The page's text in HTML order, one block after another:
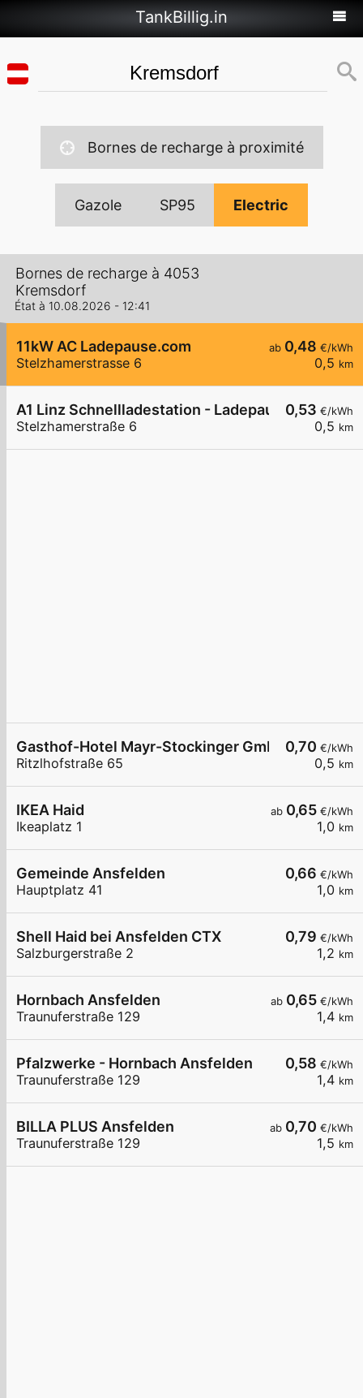
TankBillig.in
Bornes de recharge à proximité
Gazole SP95 Electric
Bornes de recharge à 4053
Kremsdorf
État à 10.08.2026 - 12:41
ab 0,48 €/kWh
0,5 km
11kW AC Ladepause.com
Stelzhamerstrasse 6
0,53 €/kWh
0,5 km
A1 Linz Schnellladestation - Ladepause.com
Stelzhamerstraße 6
0,70 €/kWh
0,5 km
Gasthof-Hotel Mayr-Stockinger GmbH
Ritzlhofstraße 65
ab 0,65 €/kWh
1,0 km
IKEA Haid
Ikeaplatz 1
0,66 €/kWh
1,0 km
Gemeinde Ansfelden
Hauptplatz 41
0,79 €/kWh
1,2 km
Shell Haid bei Ansfelden CTX
Salzburgerstraße 2
ab 0,65 €/kWh
1,4 km
Hornbach Ansfelden
Traunuferstraße 129
0,58 €/kWh
1,4 km
Pfalzwerke - Hornbach Ansfelden
Traunuferstraße 129
ab 0,70 €/kWh
1,5 km
BILLA PLUS Ansfelden
Traunuferstraße 129